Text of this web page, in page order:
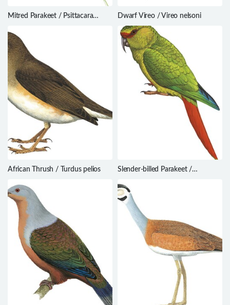
Mitred Parakeet / Psittacara
Dwarf Vireo / Vireo nelsoni
African Thrush / Turdus pelios
Slender-billed Parakeet /